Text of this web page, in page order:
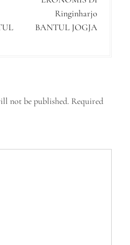
Ringinharjo
BANTUL JOGJA
not be published. Required